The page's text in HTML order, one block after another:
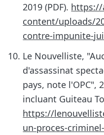
2019 (PDF). https://
content/uploads/
contre-impunite-
Le Nouvelliste,
d'assassinat
pays, note l'OPC",
incluant Guiteau
https://
un-proces-